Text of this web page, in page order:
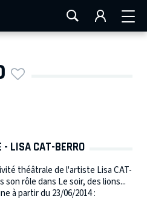
LA ROCHELLE
- LISA CAT-BERRO
théâtrale de l'artiste Lisa CAT-
son rôle dans Le soir, des lions...
à partir du 23/06/2014 :